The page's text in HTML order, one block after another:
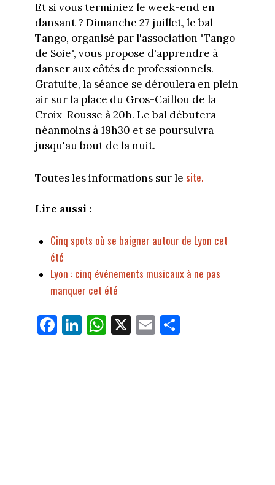
Et si vous terminiez le week-end en
dansant ? Dimanche 27 juillet, le bal
Tango, organisé par l'association "Tango
de Soie", vous propose d'apprendre à
danser aux côtés de professionnels.
Gratuite, la séance se déroulera en plein
air sur la place du Gros-Caillou de la
Croix-Rousse à 20h. Le bal débutera
néanmoins à 19h30 et se poursuivra
jusqu'au bout de la nuit.
Toutes les informations sur le site.
Lire aussi :
Cinq spots où se baigner autour de Lyon cet
été
Lyon : cinq événements musicaux à ne pas
manquer cet été
Fa
ce
Li
nk
W
ha
X E
m
Pa